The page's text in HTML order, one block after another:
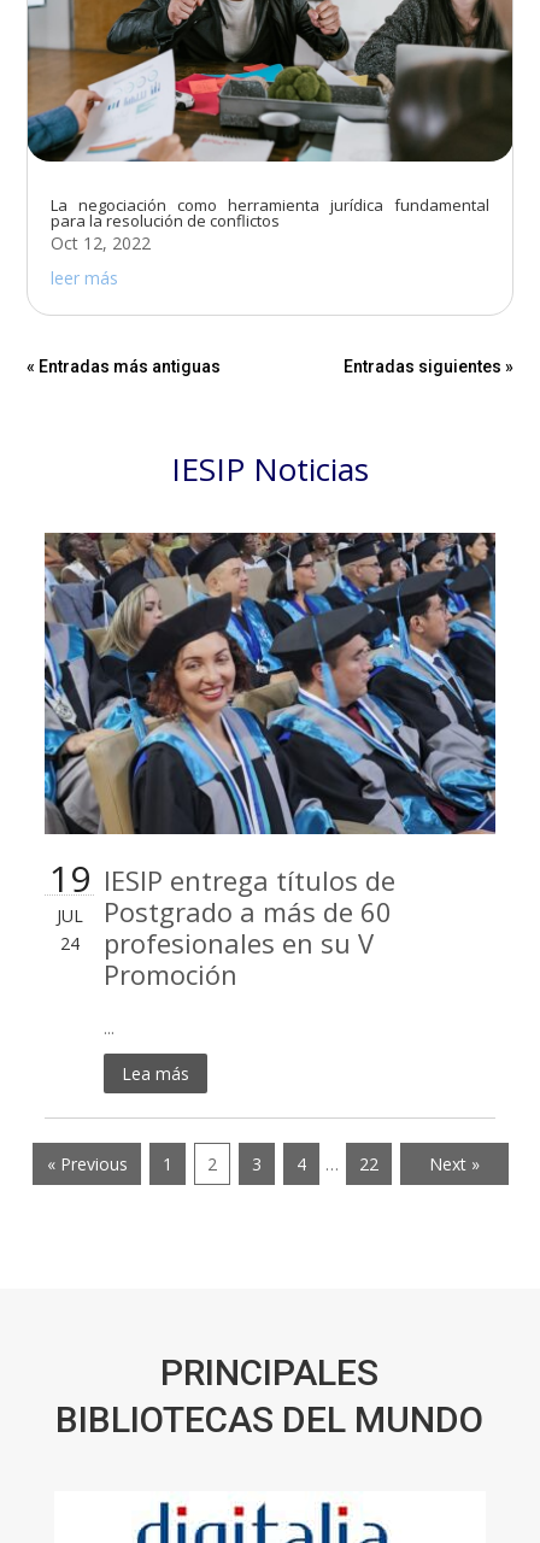
La negociación como herramienta jurídica fundamental
para la resolución de conflictos
Oct 12, 2022
leer más
« Entradas más antiguas Entradas siguientes »
IESIP Noticias
19
JUL
24
IESIP entrega títulos de
Postgrado a más de 60
profesionales en su V
Promoción
...
Lea más
« Previous 1 2 3 4 … 22 Next »
PRINCIPALES
BIBLIOTECAS DEL MUNDO